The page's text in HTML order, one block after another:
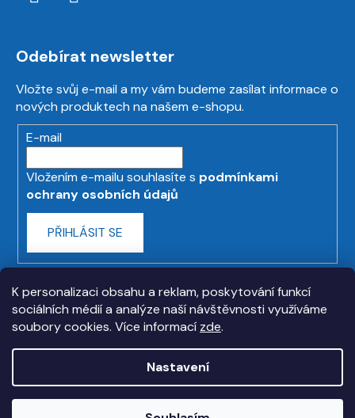
K personalizaci obsahu a reklam, poskytování funkcí
sociálních médií a analýze naší návštěvnosti využíváme
soubory cookies. Více informací zde.
Nastavení
Odebírat newsletter
Vložte svůj e-mail a my vám budeme zasílat informace o
nových produktech na našem e-shopu.
E-mail
Vložením e-mailu souhlasíte s podmínkami
ochrany osobních údajů
PŘIHLÁSIT SE
Vytvořil Shoptet